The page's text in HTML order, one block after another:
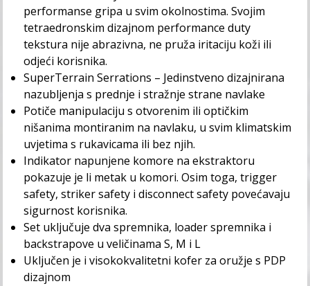
performanse gripa u svim okolnostima. Svojim
tetraedronskim dizajnom performance duty
tekstura nije abrazivna, ne pruža iritaciju koži ili
odjeći korisnika.
SuperTerrain Serrations – Jedinstveno dizajnirana
nazubljenja s prednje i stražnje strane navlake
Potiče manipulaciju s otvorenim ili optičkim
nišanima montiranim na navlaku, u svim klimatskim
uvjetima s rukavicama ili bez njih.
Indikator napunjene komore na ekstraktoru
pokazuje je li metak u komori. Osim toga, trigger
safety, striker safety i disconnect safety povećavaju
sigurnost korisnika.
Set uključuje dva spremnika, loader spremnika i
backstrapove u veličinama S, M i L
Uključen je i visokokvalitetni kofer za oružje s PDP
dizajnom